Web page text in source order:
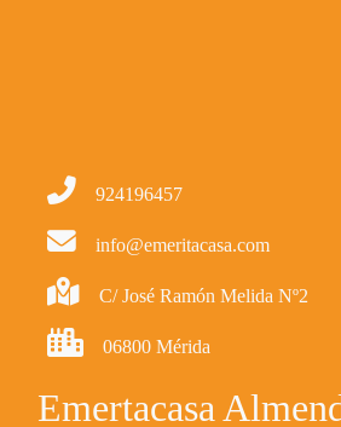
924196457
info@emeritacasa.com
C/ José Ramón Melida Nº2
06800 Mérida
Emertacasa